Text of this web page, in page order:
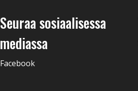
Seuraa sosiaalisessa
mediassa
Facebook